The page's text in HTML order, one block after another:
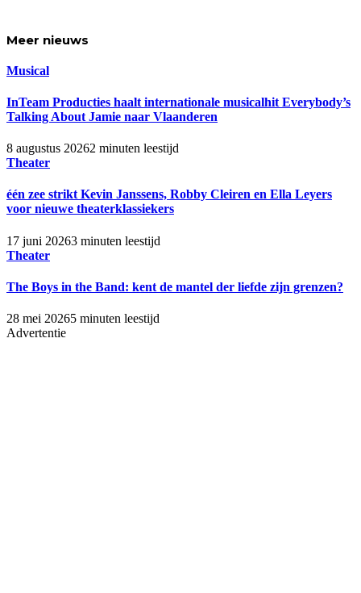
Meer nieuws
Musical
InTeam Producties haalt internationale musicalhit Everybody’s
Talking About Jamie naar Vlaanderen
8 augustus 20262 minuten leestijd
Theater
één zee strikt Kevin Janssens, Robby Cleiren en Ella Leyers
voor nieuwe theaterklassiekers
17 juni 20263 minuten leestijd
Theater
The Boys in the Band: kent de mantel der liefde zijn grenzen?
28 mei 20265 minuten leestijd
Advertentie